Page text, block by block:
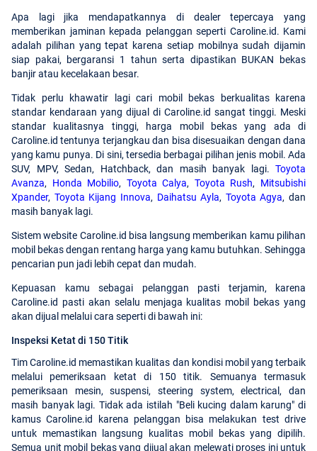
Apa lagi jika mendapatkannya di dealer tepercaya yang
memberikan jaminan kepada pelanggan seperti Caroline.id. Kami
adalah pilihan yang tepat karena setiap mobilnya sudah dijamin
siap pakai, bergaransi 1 tahun serta dipastikan BUKAN bekas
banjir atau kecelakaan besar.
Tidak perlu khawatir lagi cari mobil bekas berkualitas karena
standar kendaraan yang dijual di Caroline.id sangat tinggi. Meski
standar kualitasnya tinggi, harga mobil bekas yang ada di
Caroline.id tentunya terjangkau dan bisa disesuaikan dengan dana
yang kamu punya. Di sini, tersedia berbagai pilihan jenis mobil. Ada
SUV, MPV, Sedan, Hatchback, dan masih banyak lagi. Toyota
Avanza, Honda Mobilio, Toyota Calya, Toyota Rush, Mitsubishi
Xpander, Toyota Kijang Innova, Daihatsu Ayla, Toyota Agya, dan
masih banyak lagi.
Sistem website Caroline.id bisa langsung memberikan kamu pilihan
mobil bekas dengan rentang harga yang kamu butuhkan. Sehingga
pencarian pun jadi lebih cepat dan mudah.
Kepuasan kamu sebagai pelanggan pasti terjamin, karena
Caroline.id pasti akan selalu menjaga kualitas mobil bekas yang
akan dijual melalui cara seperti di bawah ini:
Inspeksi Ketat di 150 Titik
Tim Caroline.id memastikan kualitas dan kondisi mobil yang terbaik
melalui pemeriksaan ketat di 150 titik. Semuanya termasuk
pemeriksaan mesin, suspensi, steering system, electrical, dan
masih banyak lagi. Tidak ada istilah "Beli kucing dalam karung" di
kamus Caroline.id karena pelanggan bisa melakukan test drive
untuk memastikan langsung kualitas mobil bekas yang dipilih.
Semua unit mobil bekas yang dijual akan melewati proses ini untuk